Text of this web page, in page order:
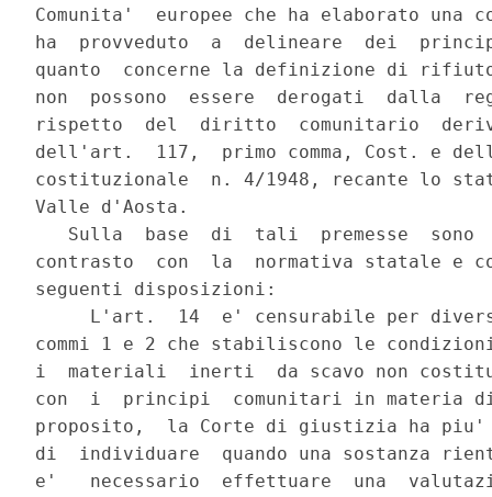
Comunita'  europee che ha elaborato una
ha  provveduto  a  delineare  dei
quanto  concerne la definizione di
non  possono  essere  derogati  dalla
rispetto  del  diritto  comunitario
dell'art.  117,  primo comma, Cost. e
costituzionale  n. 4/1948, recante lo
Valle d'Aosta.
Sulla  base  di  tali  premesse  sono
contrasto  con  la  normativa statale e
seguenti disposizioni:
L'art.  14  e' censurabile per
commi 1 e 2 che stabiliscono le
i  materiali  inerti  da scavo non
con  i  principi  comunitari in materia
proposito,  la Corte di giustizia ha
di  individuare  quando una sostanza
e'   necessario  effettuare  una